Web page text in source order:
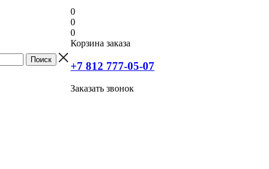
0
0
0
Корзина заказа
+7 812 777-05-07
Заказать звонок